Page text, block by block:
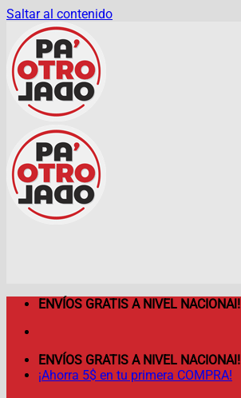
Saltar al contenido
ENVÍOS GRATIS A NIVEL NACIONAl!
ENVÍOS GRATIS A NIVEL NACIONAl!
¡Ahorra 5$ en tu primera COMPRA!